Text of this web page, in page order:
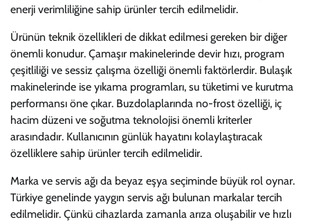
enerji verimliliğine sahip ürünler tercih edilmelidir.
Ürünün teknik özellikleri de dikkat edilmesi gereken bir diğer
önemli konudur. Çamaşır makinelerinde devir hızı, program
çeşitliliği ve sessiz çalışma özelliği önemli faktörlerdir. Bulaşık
makinelerinde ise yıkama programları, su tüketimi ve kurutma
performansı öne çıkar. Buzdolaplarında no-frost özelliği, iç
hacim düzeni ve soğutma teknolojisi önemli kriterler
arasındadır. Kullanıcının günlük hayatını kolaylaştıracak
özelliklere sahip ürünler tercih edilmelidir.
Marka ve servis ağı da beyaz eşya seçiminde büyük rol oynar.
Türkiye genelinde yaygın servis ağı bulunan markalar tercih
edilmelidir. Çünkü cihazlarda zamanla arıza oluşabilir ve hızlı